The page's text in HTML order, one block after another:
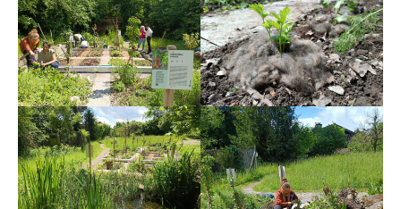
UNTERSTÜTZEN
ÜBER UNS